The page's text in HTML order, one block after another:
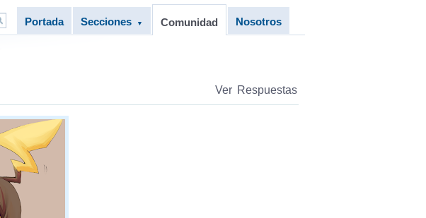
Portada Secciones ▼ Comunidad Nosotros
Ver Respuestas